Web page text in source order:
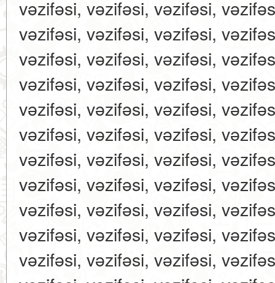
vəzifəsi, vəzifəsi, vəzifəsi,
vəzifəsi, vəzifəsi, vəzifəsi,
vəzifəsi, vəzifəsi, vəzifəsi,
vəzifəsi, vəzifəsi, vəzifəsi,
vəzifəsi, vəzifəsi, vəzifəsi,
vəzifəsi, vəzifəsi, vəzifəsi,
vəzifəsi, vəzifəsi, vəzifəsi,
vəzifəsi, vəzifəsi, vəzifəsi,
vəzifəsi, vəzifəsi, vəzifəsi,
vəzifəsi, vəzifəsi, vəzifəsi,
vəzifəsi, vəzifəsi, vəzifəsi,